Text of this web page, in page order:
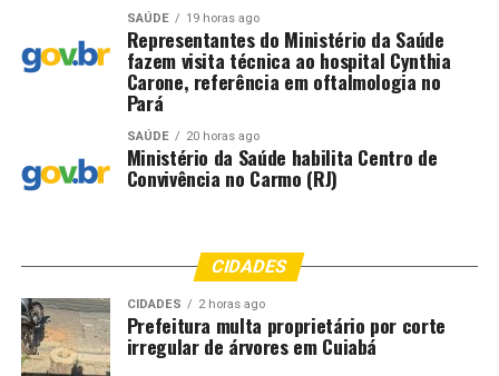
SAÚDE 19 horas ago
Representantes do Ministério da Saúde
fazem visita técnica ao hospital Cynthia
Carone, referência em oftalmologia no
Pará
SAÚDE 20 horas ago
Ministério da Saúde habilita Centro de
Convivência no Carmo (RJ)
CIDADES
CIDADES 2 horas ago
Prefeitura multa proprietário por corte
irregular de árvores em Cuiabá